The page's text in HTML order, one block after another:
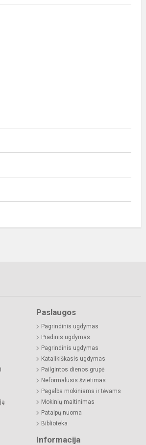
Paslaugos
Pagrindinis ugdymas
Pradinis ugdymas
Pagrindinis ugdymas
Katalikiškasis ugdymas
Pailgintos dienos grupė
Neformalusis švietimas
Pagalba mokiniams ir tėvams
Mokinių maitinimas
Patalpų nuoma
Biblioteka
Informacija